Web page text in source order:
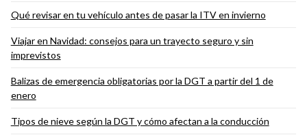
Qué revisar en tu vehículo antes de pasar la ITV en invierno
Viajar en Navidad: consejos para un trayecto seguro y sin
imprevistos
Balizas de emergencia obligatorias por la DGT a partir del 1 de
enero
Tipos de nieve según la DGT y cómo afectan a la conducción